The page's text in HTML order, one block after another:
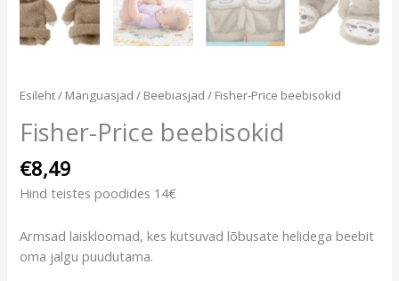
Esileht/ Mänguasjad / Beebiasjad / Fisher-Price beebisokid
Fisher-Price beebisokid
€8,49
Hind teistes poodides 14€
Armsad laiskloomad, kes kutsuvad lõbusate helidega beebit
oma jalgu puudutama.